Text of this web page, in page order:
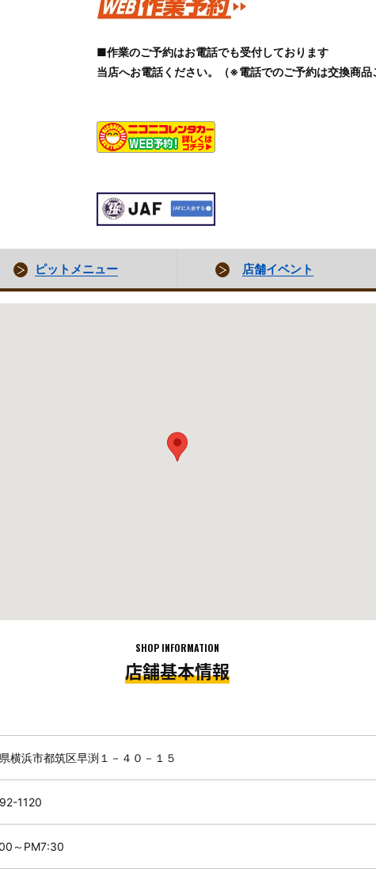
■作業のご予約はお電話でも受付しております
当店へお電話ください。（※電話でのご予約は交換商品
ピットメニュー 店舗イベント
SHOP INFORMATION
店舗基本情報
横浜市都筑区早渕１－４０－１５
1120
～PM7:30